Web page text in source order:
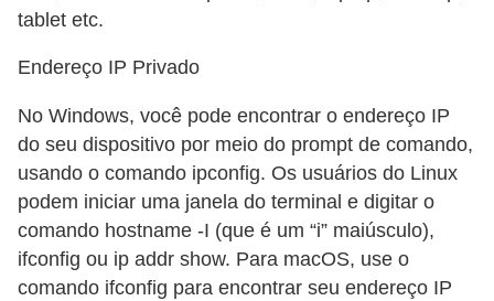
tablet etc.
Endereço IP Privado
No Windows, você pode encontrar o endereço IP
do seu dispositivo por meio do prompt de comando,
usando o comando ipconfig. Os usuários do Linux
podem iniciar uma janela do terminal e digitar o
comando hostname -I (que é um “i” maiúsculo),
ifconfig ou ip addr show. Para macOS, use o
comando ifconfig para encontrar seu endereço IP
a
ç
o
V
í
d
e